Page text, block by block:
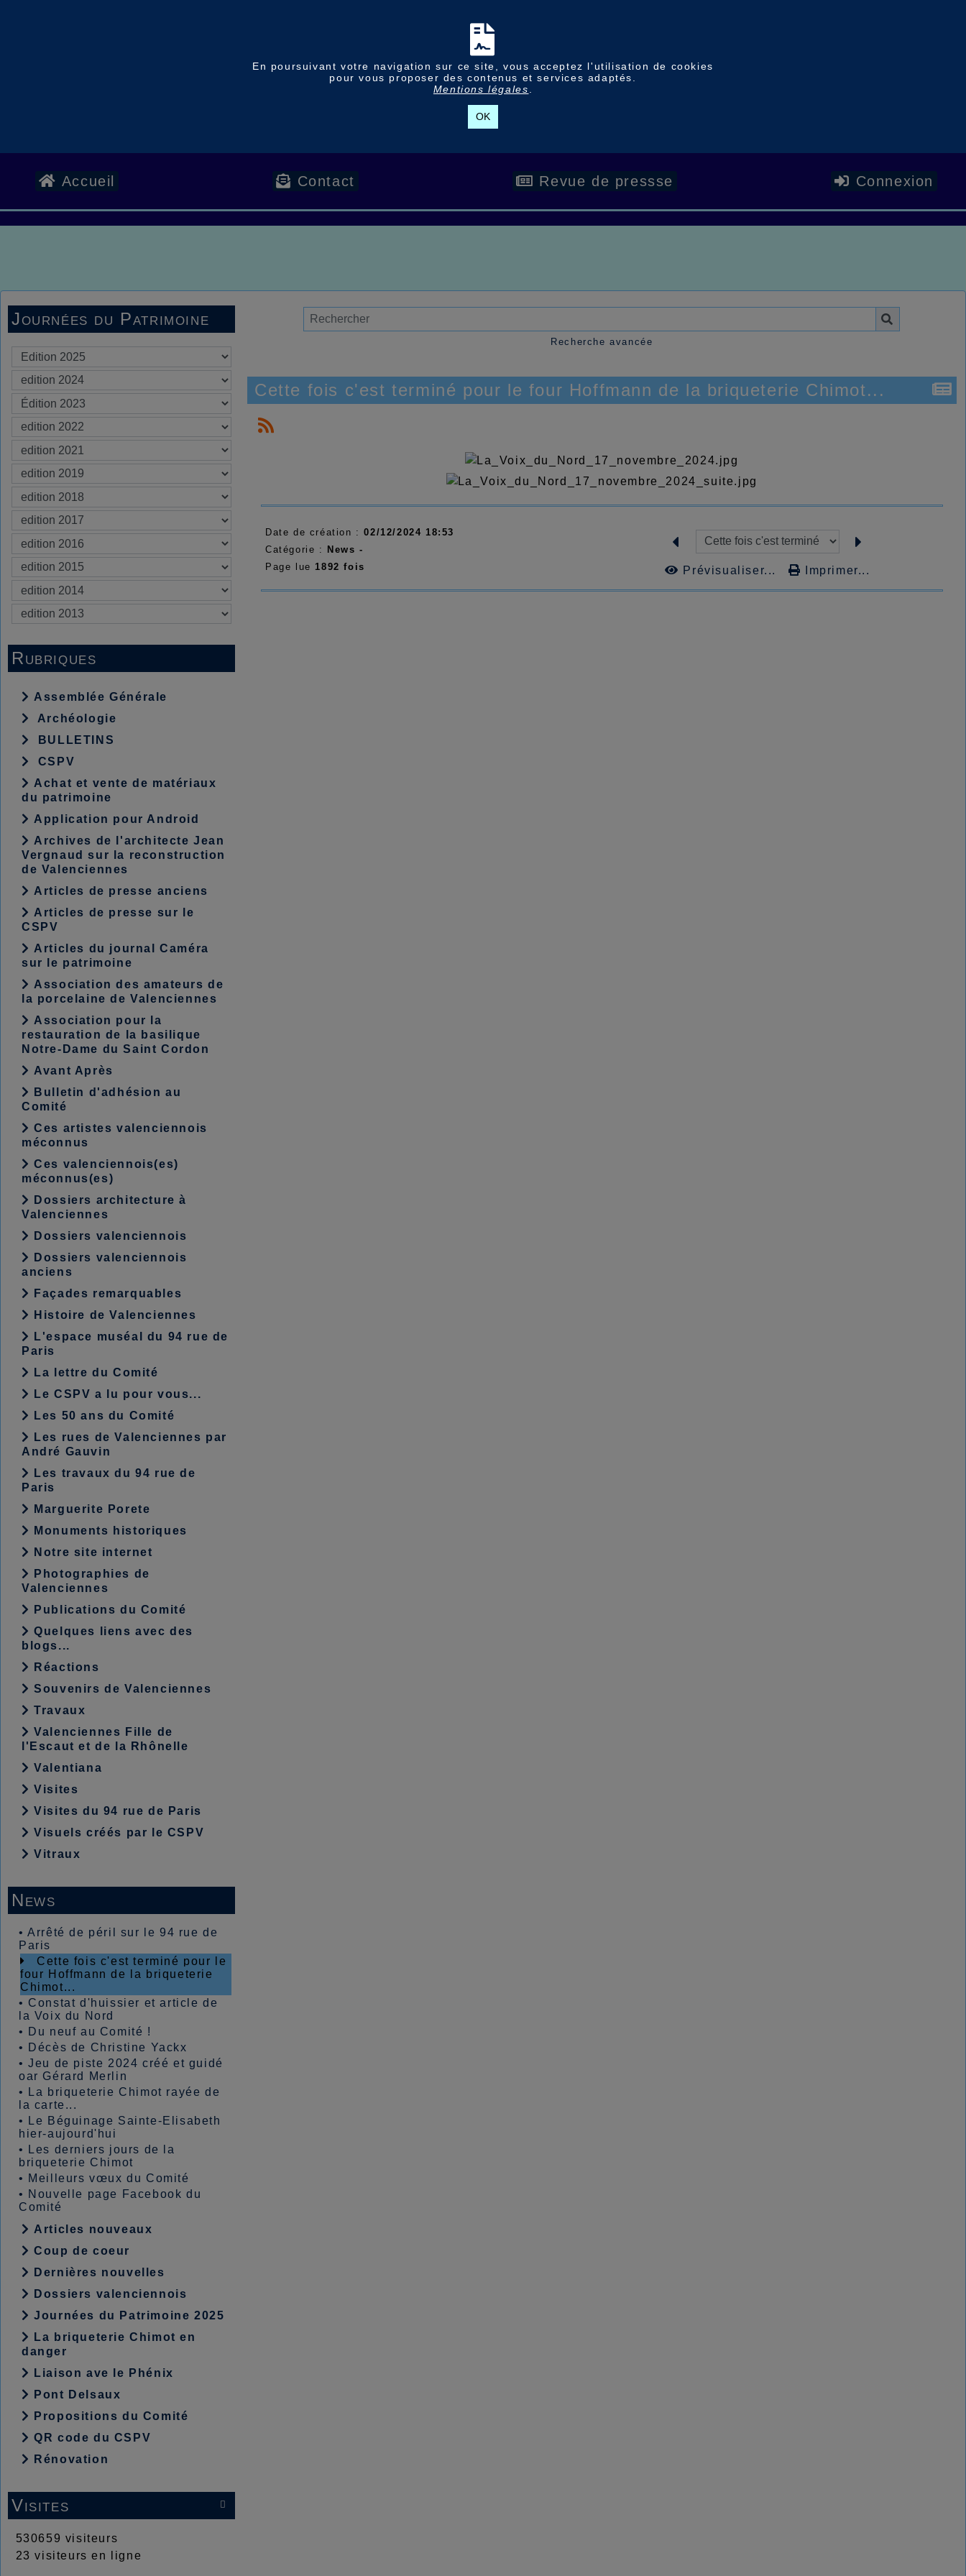
En poursuivant votre navigation sur ce site, vous acceptez l'utilisation de cookies
pour vous proposer des contenus et services adaptés.
Mentions légales
OK
Accueil Contact Revue de pressse Connexion
Journées du Patrimoine
Rubriques
Assemblée Générale
Archéologie
BULLETINS
CSPV
Achat et vente de matériaux
du patrimoine
Application pour Android
Archives de l'architecte Jean
Vergnaud sur la reconstruction
de Valenciennes
Articles de presse anciens
Articles de presse sur le
CSPV
Articles du journal Caméra
sur le patrimoine
Association des amateurs de
la porcelaine de Valenciennes
Association pour la
restauration de la basilique
Notre-Dame du Saint Cordon
Avant Après
Bulletin d'adhésion au
Comité
Ces artistes valenciennois
méconnus
Ces valenciennois(es)
méconnus(es)
Dossiers architecture à
Valenciennes
Dossiers valenciennois
Dossiers valenciennois
anciens
Façades remarquables
Histoire de Valenciennes
L'espace muséal du 94 rue de
Paris
La lettre du Comité
Le CSPV a lu pour vous...
Les 50 ans du Comité
Les rues de Valenciennes par
André Gauvin
Les travaux du 94 rue de
Paris
Marguerite Porete
Monuments historiques
Notre site internet
Photographies de
Valenciennes
Publications du Comité
Quelques liens avec des
blogs...
Réactions
Souvenirs de Valenciennes
Travaux
Valenciennes Fille de
l'Escaut et de la Rhônelle
Valentiana
Visites
Visites du 94 rue de Paris
Visuels créés par le CSPV
Vitraux
News
•Arrêté de péril sur le 94 rue de
Paris
Cette fois c'est terminé pour le
four Hoffmann de la briqueterie
Chimot...
• Constat d'huissier et article de
la Voix du Nord
•
Du neuf au Comité !
•
Décès de Christine Yackx
•Jeu de piste 2024 créé et guidé
oar Gérard Merlin
•
La briqueterie Chimot rayée de
la carte...
•
Le Béguinage Sainte-Elisabeth
hier-aujourd'hui
•
Les derniers jours de la
briqueterie Chimot
• Meilleurs vœux du Comité
• Nouvelle page Facebook du
Comité
Articles nouveaux
Coup de coeur
Dernières nouvelles
Dossiers valenciennois
Journées du Patrimoine 2025
La briqueterie Chimot en
danger
Liaison ave le Phénix
Pont Delsaux
Propositions du Comité
QR code du CSPV
Rénovation

Visites
530659 visiteurs
23 visiteurs en ligne
Recherche avancée
Cette fois c'est terminé pour le four Hoffmann de la briqueterie Chimot...
Date de création :02/12/2024 18:53
Catégorie : News -
Page lue 1892 fois Prévisualiser... Imprimer...